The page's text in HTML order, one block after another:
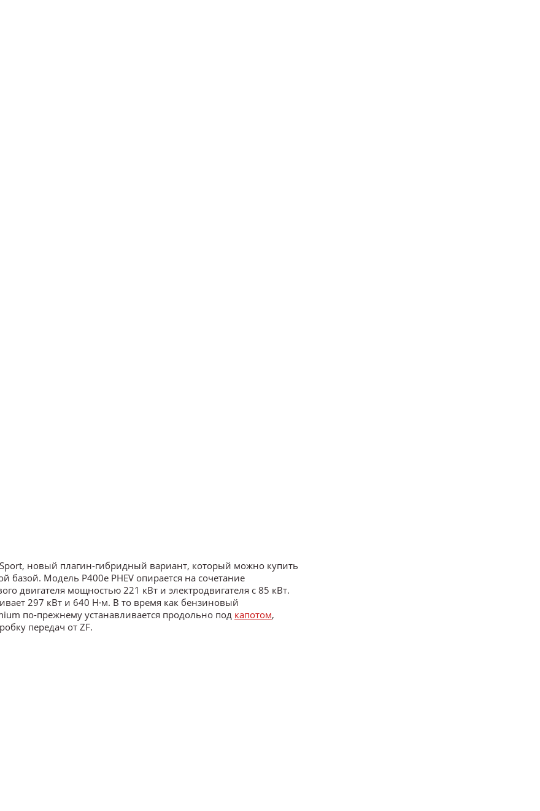
новый плагин-гибридный вариант, который можно купить
базой. Модель P400e PHEV опирается на сочетание
двигателя мощностью 221 кВт и электродвигателя с 85 кВт.
297 кВт и 640 Н·м. В то время как бензиновый
по-прежнему устанавливается продольно под капотом,
передач от ZF.